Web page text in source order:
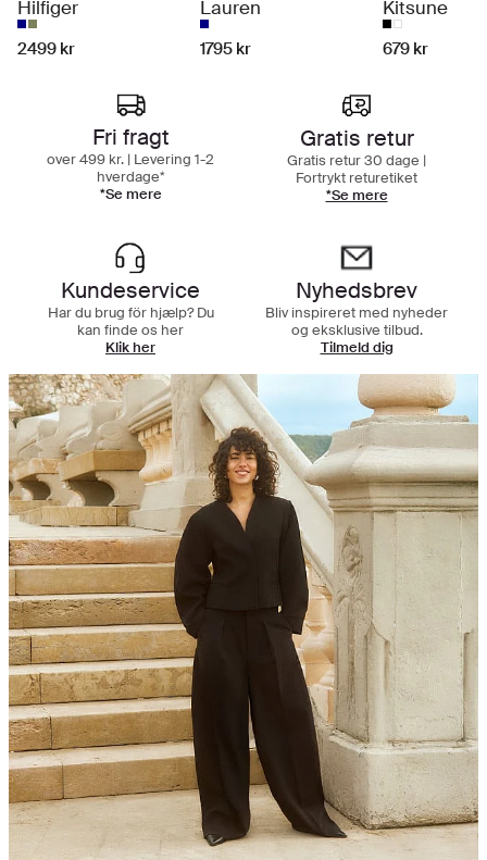
Hilfiger
2499 kr
Lauren
1795 kr
Kitsune
679 kr
Fri fragt
over 499 kr. | Levering 1-2
hverdage*
*Se mere
Gratis retur
Gratis retur 30 dage |
Fortrykt returetiket
*Se mere
Kundeservice
Har du brug för hjælp? Du
kan finde os her
Klik her
Nyhedsbrev
Bliv inspireret med nyheder
og eksklusive tilbud.
Tilmeld dig